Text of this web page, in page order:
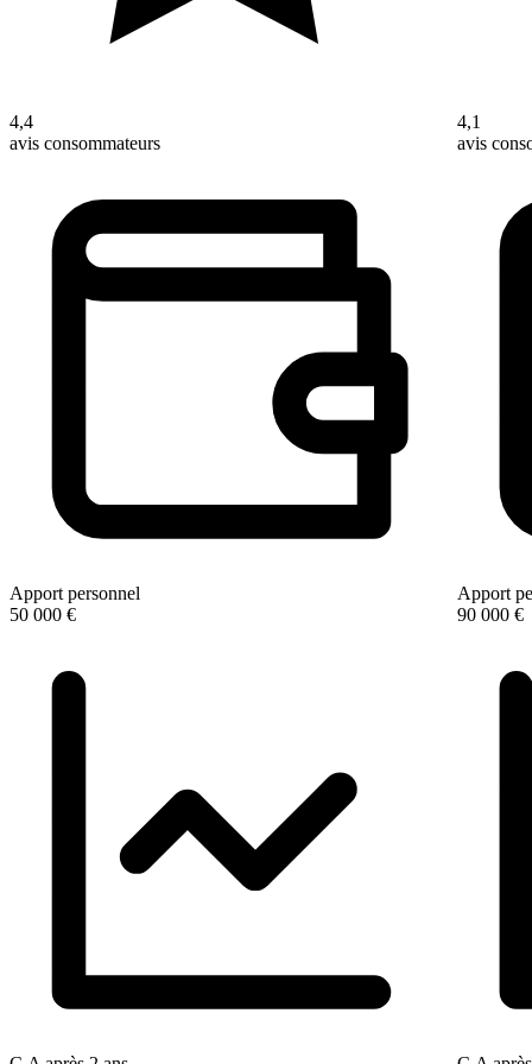
4,4
avis consommateurs
Apport personnel
50 000 €
4,1
avis
Apport
90 000 €